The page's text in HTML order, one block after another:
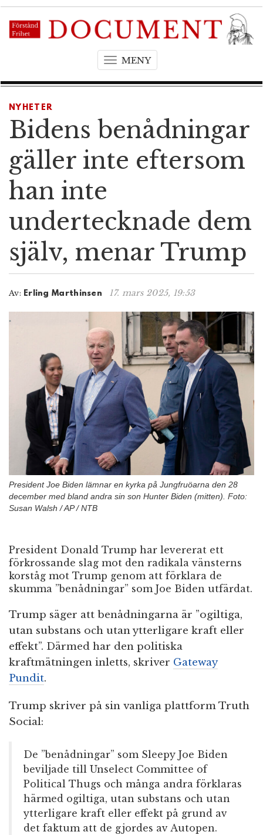
MENYT
g
l
e
n
a
a
t
i
o
n
NYHETER
Bidens benådningar
gäller inte eftersom
han inte
undertecknade dem
själv, menar Trump
Av: Erling Marthinsen 17. mars 2025, 19:53
President Joe Biden lämnar en kyrka på Jungfruöarna den 28
december med bland andra sin son Hunter Biden (mitten). Foto:
Susan Walsh / AP / NTB
President Donald Trump har levererat ett
förkrossande slag mot den radikala vänsterns
korståg mot Trump genom att förklara de
skumma ”benådningar” som Joe Biden utfärdat.
Trump säger att benådningarna är ”ogiltiga,
utan substans och utan ytterligare kraft eller
effekt”. Därmed har den politiska
kraftmätningen inletts, skriver Gateway
Pundit.
Trump skriver på sin vanliga plattform Truth
Social:
De ”benådningar” som Sleepy Joe Biden
beviljade till Unselect Committee of
Political Thugs och många andra förklaras
härmed ogiltiga, utan substans och utan
ytterligare kraft eller effekt på grund av
det faktum att de gjordes av Autopen.